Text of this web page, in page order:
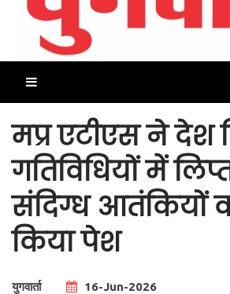
मप्र एटीएस ने देश
गतिविधियों में
संदिग्ध आतंकियों
किया पेश
युगवार्ता 16-Jun-2026